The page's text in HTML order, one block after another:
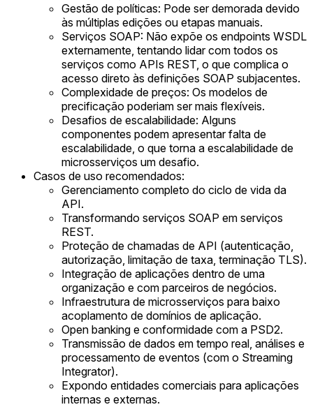
Gestão de políticas: Pode ser demorada devido
às múltiplas edições ou etapas manuais.
Serviços SOAP: Não expõe os endpoints WSDL
externamente, tentando lidar com todos os
serviços como APIs REST, o que complica o
acesso direto às definições SOAP subjacentes.
Complexidade de preços: Os modelos de
precificação poderiam ser mais flexíveis.
Desafios de escalabilidade: Alguns
componentes podem apresentar falta de
escalabilidade, o que torna a escalabilidade de
microsserviços um desafio.
Casos de uso recomendados:
Gerenciamento completo do ciclo de vida da
API.
Transformando serviços SOAP em serviços
REST.
Proteção de chamadas de API (autenticação,
autorização, limitação de taxa, terminação TLS).
Integração de aplicações dentro de uma
organização e com parceiros de negócios.
Infraestrutura de microsserviços para baixo
acoplamento de domínios de aplicação.
Open banking e conformidade com a PSD2.
Transmissão de dados em tempo real, análises e
processamento de eventos (com o Streaming
Integrator).
Expondo entidades comerciais para aplicações
internas e externas.